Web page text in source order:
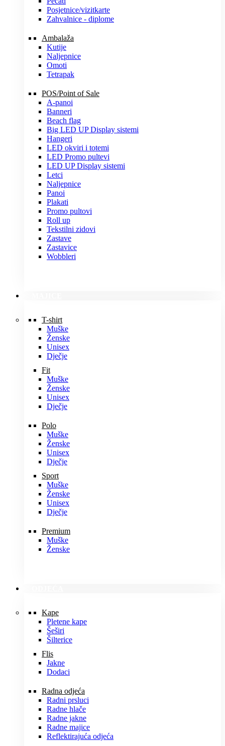
Posjetnice/vizitkarte
Zahvalnice - diplome
Ambalaža
Kutije
Naljepnice
Omoti
Tetrapak
POS/Point of Sale
A-panoi
Banneri
Beach flag
Big LED UP Display sistemi
Hangeri
LED okviri i totemi
LED Promo pultevi
LED UP Display sistemi
Letci
Naljepnice
Panoi
Plakati
Promo pultovi
Roll up
Tekstilni zidovi
Zastave
Zastavice
Wobbleri
T-shirt
Muške
Ženske
Unisex
Dječje
Fit
Muške
Ženske
Unisex
Dječje
Polo
Muške
Ženske
Unisex
Dječje
Sport
Muške
Ženske
Unisex
Dječje
Premium
Muške
Ženske
Kape
Pletene kape
Šeširi
Šilterice
Flis
Jakne
Dodaci
Radna odjeća
Radni prsluci
Radne hlače
Radne jakne
Radne majice
Reflektirajuća odjeća